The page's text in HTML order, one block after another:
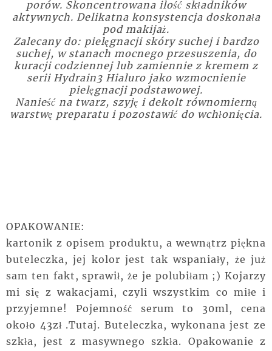
porów. Skoncentrowana ilość składników
aktywnych. Delikatna konsystencja doskonała
pod makijaż.
Zalecany do: pielęgnacji skóry suchej i bardzo
suchej, w stanach mocnego przesuszenia, do
kuracji codziennej lub zamiennie z kremem z
serii Hydrain3 Hialuro jako wzmocnienie
pielęgnacji podstawowej.
Nanieść na twarz, szyję i dekolt równomierną
warstwę preparatu i pozostawić do wchłonięcia.
OPAKOWANIE:
kartonik z opisem produktu, a wewnątrz piękna
buteleczka, jej kolor jest tak wspaniały, że już
sam ten fakt, sprawił, że je polubiłam ;) Kojarzy
mi się z wakacjami, czyli wszystkim co miłe i
przyjemne! Pojemność serum to 30ml, cena
około 43zł .Tutaj. Buteleczka, wykonana jest ze
szkła, jest z masywnego szkła. Opakowanie z